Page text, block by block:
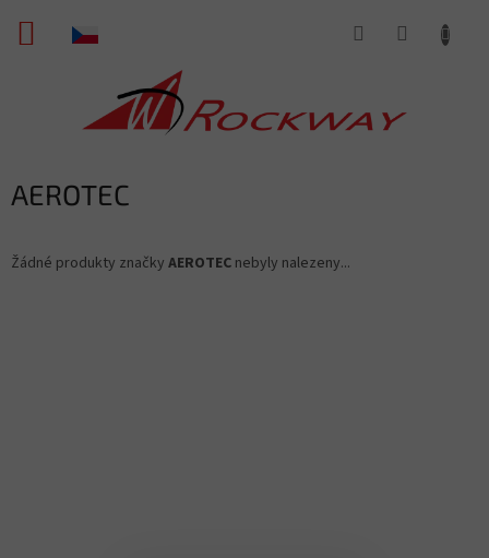
obsah
NÁKUPNÍ
AEROTEC
Žádné produkty značky AEROTEC nebyly nalezeny...